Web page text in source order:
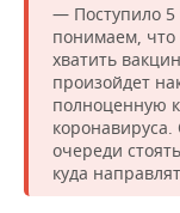
— Поступило 5
понимаем, что
хватить
произойдет
полноценную
очереди
куда